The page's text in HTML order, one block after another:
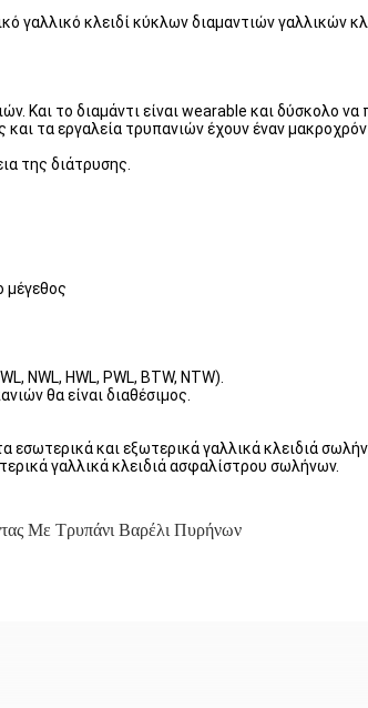
κλειδί κύκλων διαμαντιών γαλλικών
Και το διαμάντι είναι wearable και δύσκολο
τα εργαλεία τρυπανιών έχουν έναν
της διάτρυσης.
μέγεθος
NWL, HWL, PWL, BTW, NTW).
θα είναι διαθέσιμος.
και εξωτερικά γαλλικά κλειδιά
γαλλικά κλειδιά ασφαλίστρου σωλήνων.
Με Τρυπάνι Βαρέλι Πυρήνων